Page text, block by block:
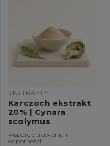
EKSTRAKTY
Karczoch ekstrakt
20% | Cynara
scolymus
Wsparcie trawienia i
odporności